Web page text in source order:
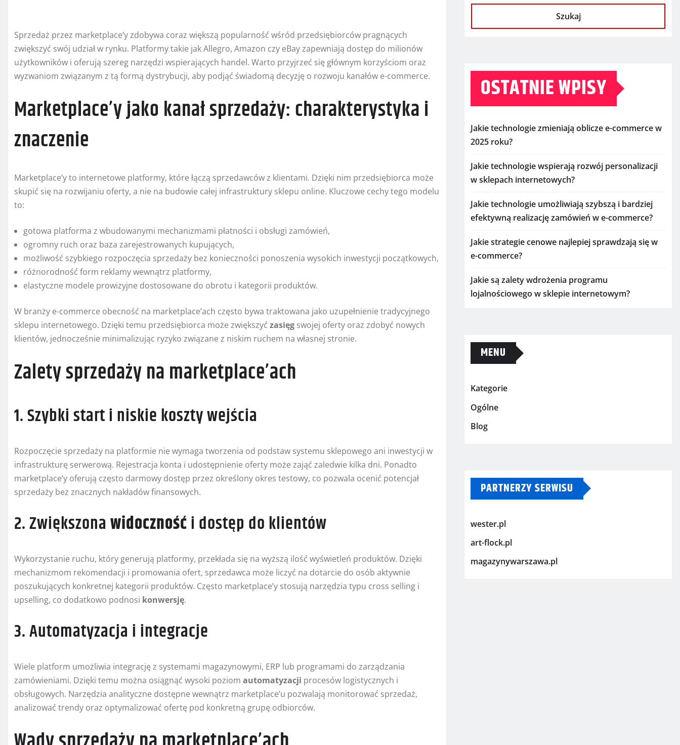
Sprzedaż przez marketplace’y zdobywa coraz większą popularność wśród przedsiębiorców pragnących
zwiększyć swój udział w rynku. Platformy takie jak Allegro, Amazon czy eBay zapewniają dostęp do milionów
użytkowników i oferują szereg narzędzi wspierających handel. Warto przyjrzeć się głównym korzyściom oraz
wyzwaniom związanym z tą formą dystrybucji, aby podjąć świadomą decyzję o rozwoju kanałów e-commerce.
Marketplace’y jako kanał sprzedaży: charakterystyka i
znaczenie
Marketplace’y to internetowe platformy, które łączą sprzedawców z klientami. Dzięki nim przedsiębiorca może
skupić się na rozwijaniu oferty, a nie na budowie całej infrastruktury sklepu online. Kluczowe cechy tego modelu
to:
gotowa platforma z wbudowanymi mechanizmami płatności i obsługi zamówień,
ogromny ruch oraz baza zarejestrowanych kupujących,
możliwość szybkiego rozpoczęcia sprzedaży bez konieczności ponoszenia wysokich inwestycji początkowych,
różnorodność form reklamy wewnątrz platformy,
elastyczne modele prowizyjne dostosowane do obrotu i kategorii produktów.
W branży e-commerce obecność na marketplace’ach często bywa traktowana jako uzupełnienie tradycyjnego
sklepu internetowego. Dzięki temu przedsiębiorca może zwiększyć zasięg swojej oferty oraz zdobyć nowych
klientów, jednocześnie minimalizując ryzyko związane z niskim ruchem na własnej stronie.
Zalety sprzedaży na marketplace’ach
1. Szybki start i niskie koszty wejścia
Rozpoczęcie sprzedaży na platformie nie wymaga tworzenia od podstaw systemu sklepowego ani inwestycji w
infrastrukturę serwerową. Rejestracja konta i udostępnienie oferty może zająć zaledwie kilka dni. Ponadto
marketplace’y oferują często darmowy dostęp przez określony okres testowy, co pozwala ocenić potencjał
sprzedaży bez znacznych nakładów finansowych.
2. Zwiększonawidocznośći dostęp do klientów
Wykorzystanie ruchu, który generują platformy, przekłada się na wyższą ilość wyświetleń produktów. Dzięki
mechanizmom rekomendacji i promowania ofert, sprzedawca może liczyć na dotarcie do osób aktywnie
poszukujących konkretnej kategorii produktów. Często marketplace’y stosują narzędzia typu cross selling i
upselling, co dodatkowo podnosi konwersję.
3. Automatyzacja i integracje
Wiele platform umożliwia integrację z systemami magazynowymi, ERP lub programami do zarządzania
zamówieniami. Dzięki temu można osiągnąć wysoki poziom automatyzacji procesów logistycznych i
obsługowych. Narzędzia analityczne dostępne wewnątrz marketplace’u pozwalają monitorować sprzedaż,
analizować trendy oraz optymalizować ofertę pod konkretną grupę odbiorców.
Szukaj
OSTATNIE WPISY
Jakie technologie zmieniają oblicze e-commerce w
2025 roku?
Jakie technologie wspierają rozwój personalizacji
w sklepach internetowych?
Jakie technologie umożliwiają szybszą i bardziej
efektywną realizację zamówień w e-commerce?
Jakie strategie cenowe najlepiej sprawdzają się w
e-commerce?
Jakie są zalety wdrożenia programu
lojalnościowego w sklepie internetowym?
MENU
Kategorie
Ogólne
Blog
PARTNERZY SERWISU
wester.pl
art-flock.pl
magazynywarszawa.pl